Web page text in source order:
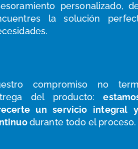
personalizado,
la solución
compromiso no
del producto:
un servicio integral
durante todo el proceso.